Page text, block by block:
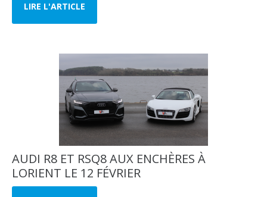
LIRE L'ARTICLE
AUDI R8 ET RSQ8 AUX ENCHÈRES À
LORIENT LE 12 FÉVRIER